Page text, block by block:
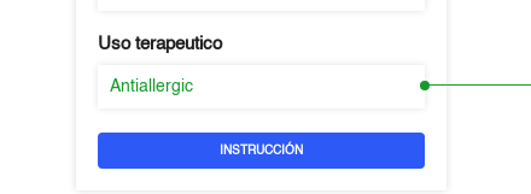
Uso terapeutico
Antiallergic
INSTRUCCIÓN